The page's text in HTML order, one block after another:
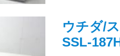
ウチダ/
SSL-